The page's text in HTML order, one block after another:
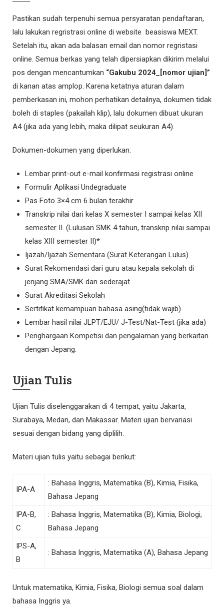
Pastikan sudah terpenuhi semua persyaratan pendaftaran,
lalu lakukan regristrasi online di website beasiswa MEXT.
Setelah itu, akan ada balasan email dan nomor regristasi
online. Semua berkas yang telah dipersiapkan dikirim melalui
pos dengan mencantumkan “Gakubu 2024_[nomor ujian]”
di kanan atas amplop. Karena ketatnya aturan dalam
pemberkasan ini, mohon perhatikan detailnya, dokumen tidak
boleh di staples (pakailah klip), lalu dokumen dibuat ukuran
A4 (jika ada yang lebih, maka dilipat seukuran A4).
Dokumen-dokumen yang diperlukan:
Lembar print-out e-mail konfirmasi registrasi online
Formulir Aplikasi Undegraduate
Pas Foto 3×4 cm 6 bulan terakhir
Transkrip nilai dari kelas X semester I sampai kelas XII
semester II. (Lulusan SMK 4 tahun, transkrip nilai sampai
kelas XIII semester II)*
Ijazah/Ijazah Sementara (Surat Keterangan Lulus)
Surat Rekomendasi dari guru atau kepala sekolah di
jenjang SMA/SMK dan sederajat
Surat Akreditasi Sekolah
Sertifikat kemampuan bahasa asing(tidak wajib)
Lembar hasil nilai JLPT/EJU/ J-Test/Nat-Test (jika ada)
Penghargaan Kompetisi dan pengalaman yang berkaitan
dengan Jepang.
Ujian Tulis
Ujian Tulis diselenggarakan di 4 tempat, yaitu Jakarta,
Surabaya, Medan, dan Makassar. Materi ujian bervariasi
sesuai dengan bidang yang diplilih.
Materi ujian tulis yaitu sebagai berikut:
IPA-A
: Bahasa Inggris, Matematika (B), Kimia, Fisika,
Bahasa Jepang
IPA-B,
C
: Bahasa Inggris, Matematika (B), Kimia, Biologi,
Bahasa Jepang
IPS-A,
B
: Bahasa Inggris, Matematika (A), Bahasa Jepang
Untuk matematika, Kimia, Fisika, Biologi semua soal dalam
bahasa Inggris ya.